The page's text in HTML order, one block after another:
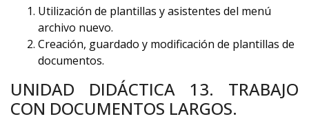
Utilización de plantillas y asistentes del menú
archivo nuevo.
Creación, guardado y modificación de plantillas de
documentos.
UNIDAD DIDÁCTICA 13. TRABAJO
CON DOCUMENTOS LARGOS.